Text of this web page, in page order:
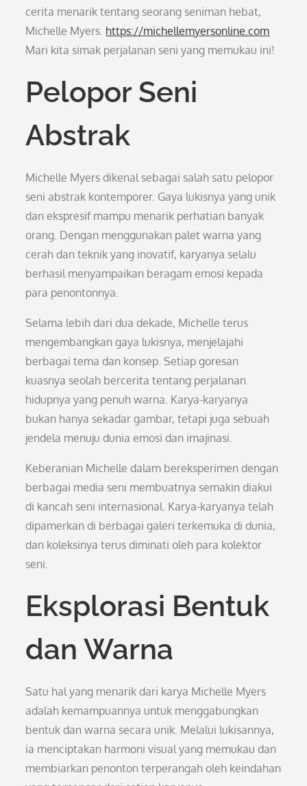
cerita menarik tentang seorang seniman hebat,
Michelle Myers. https://michellemyersonline.com
Mari kita simak perjalanan seni yang memukau ini!
Pelopor Seni
Abstrak
Michelle Myers dikenal sebagai salah satu pelopor
seni abstrak kontemporer. Gaya lukisnya yang unik
dan ekspresif mampu menarik perhatian banyak
orang. Dengan menggunakan palet warna yang
cerah dan teknik yang inovatif, karyanya selalu
berhasil menyampaikan beragam emosi kepada
para penontonnya.
Selama lebih dari dua dekade, Michelle terus
mengembangkan gaya lukisnya, menjelajahi
berbagai tema dan konsep. Setiap goresan
kuasnya seolah bercerita tentang perjalanan
hidupnya yang penuh warna. Karya-karyanya
bukan hanya sekadar gambar, tetapi juga sebuah
jendela menuju dunia emosi dan imajinasi.
Keberanian Michelle dalam bereksperimen dengan
berbagai media seni membuatnya semakin diakui
di kancah seni internasional. Karya-karyanya telah
dipamerkan di berbagai galeri terkemuka di dunia,
dan koleksinya terus diminati oleh para kolektor
seni.
Eksplorasi Bentuk
dan Warna
Satu hal yang menarik dari karya Michelle Myers
adalah kemampuannya untuk menggabungkan
bentuk dan warna secara unik. Melalui lukisannya,
ia menciptakan harmoni visual yang memukau dan
membiarkan penonton terperangah oleh keindahan